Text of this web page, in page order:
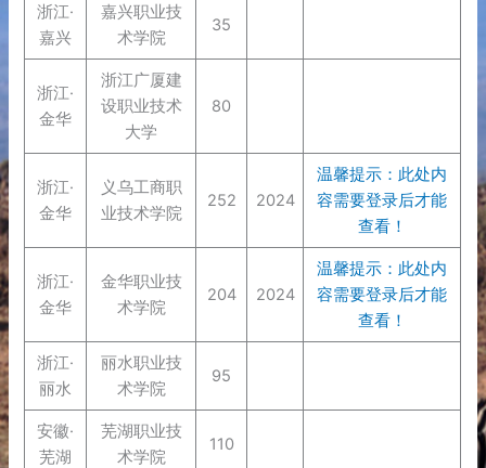
浙江·
嘉兴
嘉兴职业技
术学院
35
浙江·
金华
浙江广厦建
设职业技术
大学
80
浙江·
金华
义乌工商职
业技术学院
252 2024
温馨提示：此处内
容需要登录后才能
查看！
浙江·
金华
金华职业技
术学院
204 2024
温馨提示：此处内
容需要登录后才能
查看！
浙江·
丽水
丽水职业技
术学院
95
安徽·
芜湖
芜湖职业技
术学院
110